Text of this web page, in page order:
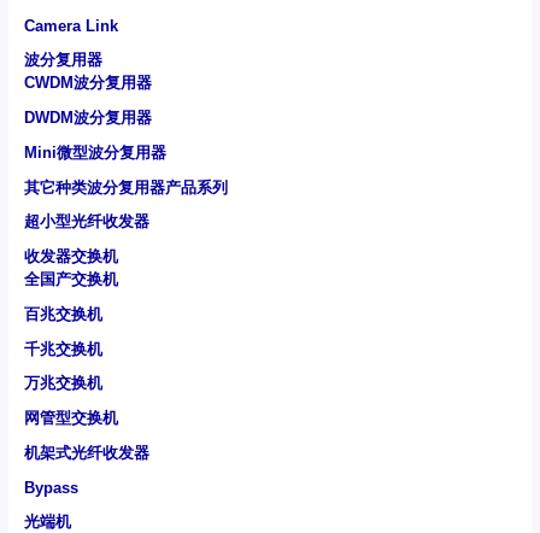
Camera Link
波分复用器
CWDM波分复用器
DWDM波分复用器
Mini微型波分复用器
其它种类波分复用器产品系列
超小型光纤收发器
收发器交换机
全国产交换机
百兆交换机
千兆交换机
万兆交换机
网管型交换机
机架式光纤收发器
Bypass
光端机